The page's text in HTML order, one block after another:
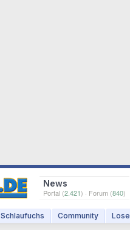
News
Portal (2.421) · Forum (840)
Schlaufuchs Community Lose